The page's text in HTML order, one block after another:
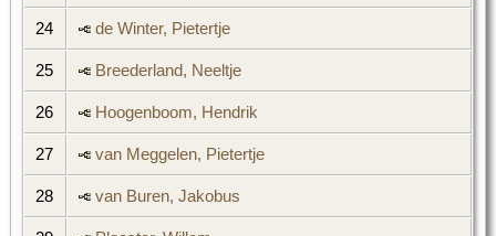
24 de Winter, Pietertje
25 Breederland, Neeltje
26 Hoogenboom, Hendrik
27 van Meggelen, Pietertje
28 van Buren, Jakobus